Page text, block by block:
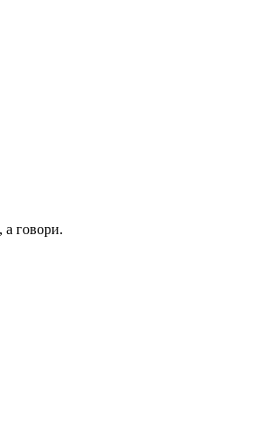
а говори.